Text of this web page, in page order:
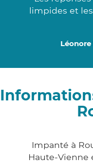
limpides et
Léonore
Impanté à
Haute-Vienne